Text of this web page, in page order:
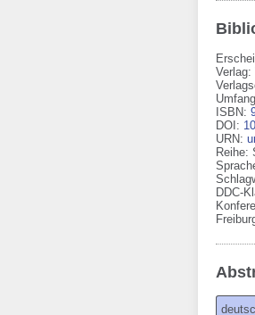
Verlag:
Umfang
ISBN:
DOI :
URN:
Reihe:
DDC-